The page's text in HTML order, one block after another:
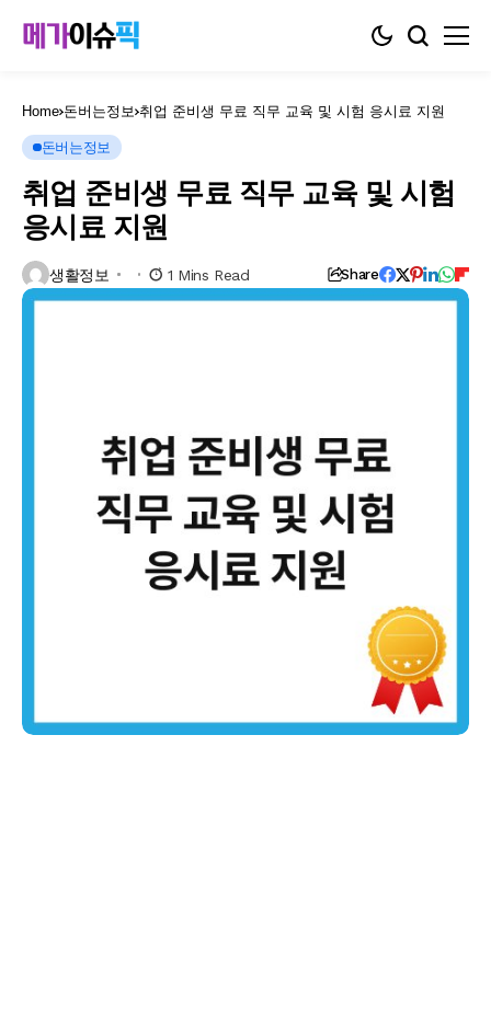
Home 돈버는정보 취업 준비생 무료 직무 교육 및 시험 응시료 지원
돈버는정보
취업 준비생 무료 직무 교육 및 시험
응시료 지원
생활정보 1 Mins Read Share